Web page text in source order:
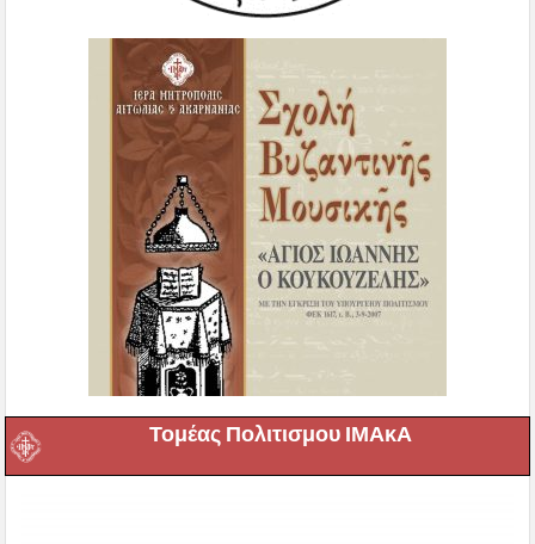
Τομέας Πολιτισμου ΙΜΑκΑ